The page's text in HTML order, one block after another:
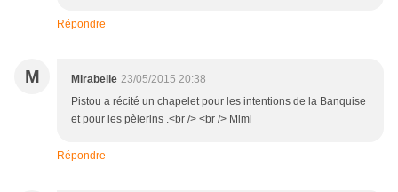
Répondre
M Mirabelle 23/05/2015 20:38
Pistou a récité un chapelet pour les intentions de la Banquise
et pour les pèlerins .<br /> <br /> Mimi
Répondre